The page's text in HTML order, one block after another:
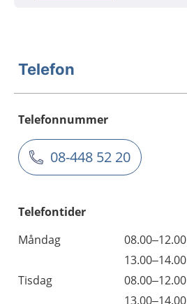
Telefon
Telefonnummer
08-448 52 20
Telefontider
Måndag
08.00–12.00
13.00–14.00
Tisdag
08.00–12.00
13.00–14.00